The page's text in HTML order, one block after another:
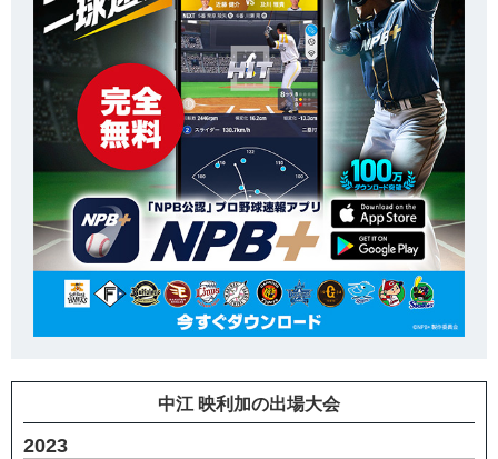
中江 映利加の出場大会
2023